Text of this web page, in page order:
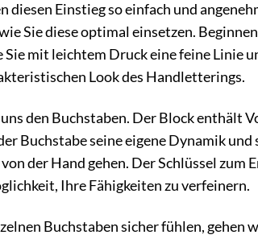
diesen Einstieg so einfach und
Sie diese optimal einsetzen.
Sie mit leichtem Druck eine feine Linie
Look des Handletterings.
den Buchstaben. Der Block enthält
Buchstabe seine eigene Dynamik
der Hand gehen. Der Schlüssel
Ihre Fähigkeiten zu verfeinern.
Buchstaben sicher fühlen,